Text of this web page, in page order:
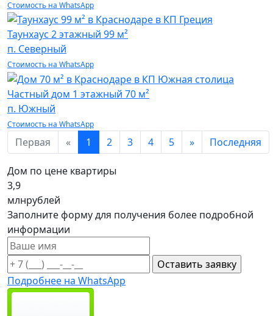
Стоимость на WhatsApp
Таунхаус 2 этажный 99 м²
п. Северный
Стоимость на WhatsApp
Частный дом 1 этажный 70 м²
п. Южный
Стоимость на WhatsApp
Первая « 1 2 3 4 5 » Последняя
Дом по цене квартиры
3,9
млнрублей
Заполните форму для получения более подробной
информации
Подробнее на WhatsApp